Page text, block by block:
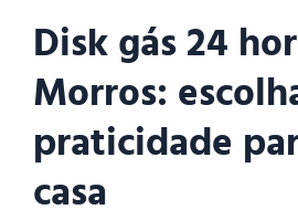
Disk gás 24
Morros:
praticidade
casa